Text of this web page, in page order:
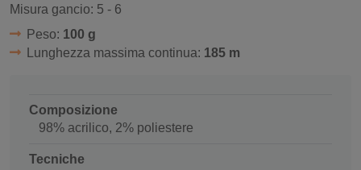
Misura gancio: 5 - 6
Peso: 100 g
Lunghezza massima continua: 185 m
Composizione
98% acrilico, 2% poliestere
Tecniche